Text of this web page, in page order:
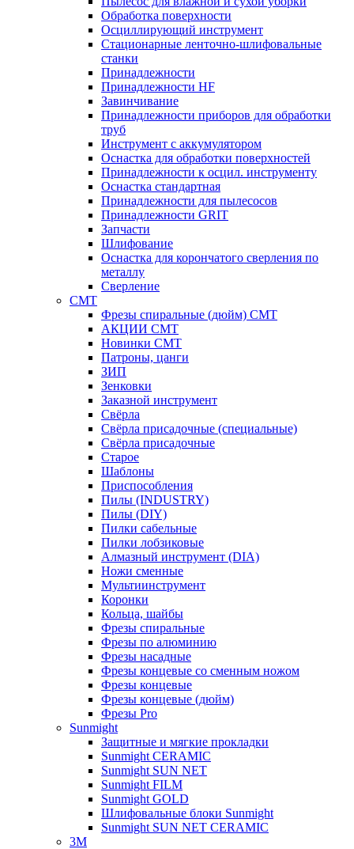
Обработка поверхности
Осциллирующий инструмент
Стационарные ленточно-шлифовальные
станки
Принадлежности
Принадлежности HF
Завинчивание
Принадлежности приборов для обработки
труб
Инструмент с аккумулятором
Оснастка для обработки поверхностей
Принадлежности к осцил. инструменту
Оснастка стандартная
Принадлежности для пылесосов
Принадлежности GRIT
Запчасти
Шлифование
Оснастка для корончатого сверления по
металлу
Сверление
CMT
Фрезы спиральные (дюйм) СМТ
АКЦИИ СМТ
Новинки CMT
Патроны, цанги
ЗИП
Зенковки
Заказной инструмент
Свёрла
Свёрла присадочные (специальные)
Свёрла присадочные
Старое
Шаблоны
Приспособления
Пилы (INDUSTRY)
Пилы (DIY)
Пилки сабельные
Пилки лобзиковые
Алмазный инструмент (DIA)
Ножи сменные
Мультиинструмент
Коронки
Кольца, шайбы
Фрезы спиральные
Фрезы по алюминию
Фрезы насадные
Фрезы концевые со сменным ножом
Фрезы концевые
Фрезы концевые (дюйм)
Фрезы Pro
Sunmight
Защитные и мягкие прокладки
Sunmight CERAMIC
Sunmight SUN NET
Sunmight FILM
Sunmight GOLD
Шлифовальные блоки Sunmight
Sunmight SUN NET CERAMIC
3M